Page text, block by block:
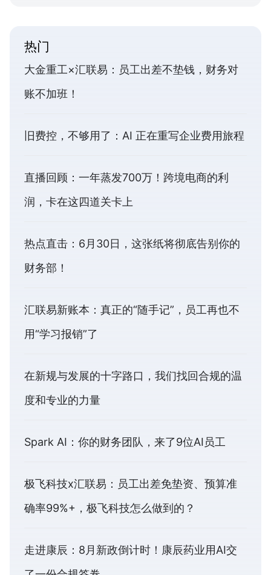
热门
大金重工×汇联易：员工出差不垫钱，财务对
账不加班！
旧费控，不够用了：AI 正在重写企业费用旅程
直播回顾：一年蒸发700万！跨境电商的利
润，卡在这四道关卡上
热点直击：6月30日，这张纸将彻底告别你的
财务部！
汇联易新账本：真正的“随手记”，员工再也不
用“学习报销”了
在新规与发展的十字路口，我们找回合规的温
度和专业的力量
Spark AI：你的财务团队，来了9位AI员工
极飞科技x汇联易：员工出差免垫资、预算准
确率99%+，极飞科技怎么做到的？
走进康辰：8月新政倒计时！康辰药业用AI交